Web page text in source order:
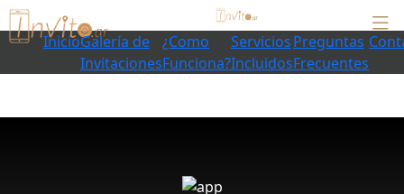
InicioGalería de
Invitaciones
¿Como
Funciona?
Servicios
Incluidos
Preguntas
Frecuentes